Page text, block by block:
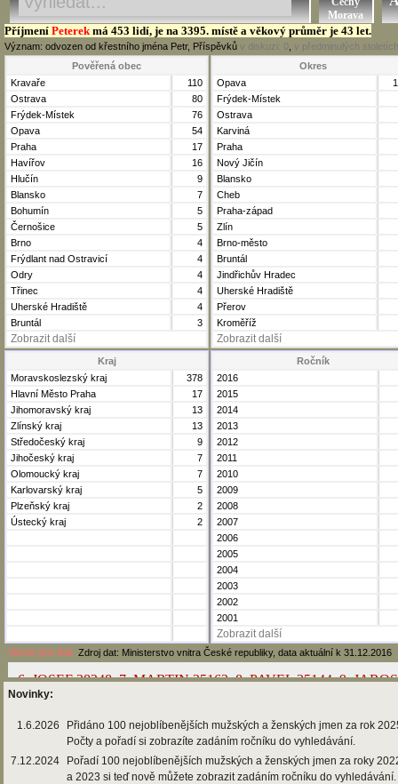
Příjmení Peterekmá 453 lidí, je na 3395. místě a věkový průměr je 43 let.
Význam: odvozen od křestního jména Petr, Příspěvků v diskuzi: 0 v předminulých
Okres, Kraj, Ročník
Morava
Pověřená obec
Kravaře
110
Ostrava
80
Frýdek-Místek
76
Opava
54
Praha
17
Havířov
16
Hlučín
9
Blansko
7
Bohumín
5
Černošice
5
Brno
4
Frýdlant nad Ostravicí
4
Odry
4
Třinec
4
Uherské Hradiště
4
Bruntál
3
Zobrazit další
Okres
Opava
Frýdek-Místek
Ostrava
Karviná
Praha
Nový Jičín
Blansko
Cheb
Praha-západ
Zlín
Brno-město
Bruntál
Jindřichův Hradec
Uherské Hradiště
Přerov
Kroměříž
Zobrazit další
Kraj
Moravskoslezský kraj
378
Hlavní Město Praha
17
Jihomoravský kraj
13
Zlínský kraj
13
Středočeský kraj
9
Jihočeský kraj
7
Olomoucký kraj
7
Karlovarský kraj
5
Plzeňský kraj
2
Ústecký kraj
2
Ročník
2016
2015
2014
2013
2012
2011
2010
2009
2008
2007
2006
2005
2004
2003
2002
2001
Zobrazit další
Verze pro tisk Zdroj dat: Ministerstvo vnitra České republiky, data aktuální k 31.12.2016
Novinky:
1.6.2026
Přidáno 100 nejoblíbenějších mužských a ženských jmen za rok
Počty a pořadí si zobrazíte zadáním ročníku do vyhledávání.
7.12.2024
Pořadí 100 nejoblíbenějších mužských a ženských jmen za roky
a 2023 si teď nově můžete zobrazit zadáním ročníku do vyhledávání.